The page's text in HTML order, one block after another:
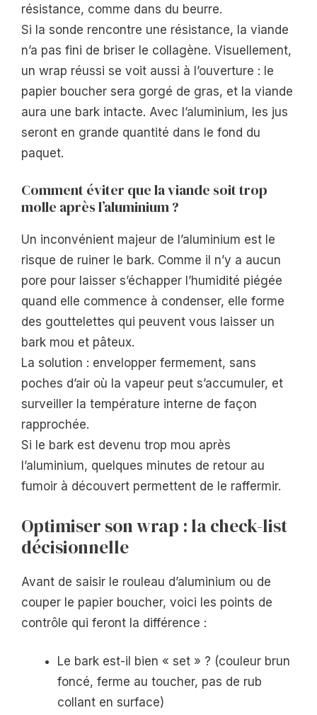
résistance, comme dans du beurre.
Si la sonde rencontre une résistance, la viande
n’a pas fini de briser le collagène. Visuellement,
un wrap réussi se voit aussi à l’ouverture : le
papier boucher sera gorgé de gras, et la viande
aura une bark intacte. Avec l’aluminium, les jus
seront en grande quantité dans le fond du
paquet.
Comment éviter que la viande soit trop
molle après l’aluminium ?
Un inconvénient majeur de l’aluminium est le
risque de ruiner le bark. Comme il n’y a aucun
pore pour laisser s’échapper l’humidité piégée
quand elle commence à condenser, elle forme
des gouttelettes qui peuvent vous laisser un
bark mou et pâteux.
La solution : envelopper fermement, sans
poches d’air où la vapeur peut s’accumuler, et
surveiller la température interne de façon
rapprochée.
Si le bark est devenu trop mou après
l’aluminium, quelques minutes de retour au
fumoir à découvert permettent de le raffermir.
Optimiser son wrap : la check-list
décisionnelle
Avant de saisir le rouleau d’aluminium ou de
couper le papier boucher, voici les points de
contrôle qui feront la différence :
Le bark est-il bien « set » ? (couleur brun
foncé, ferme au toucher, pas de rub
collant en surface)